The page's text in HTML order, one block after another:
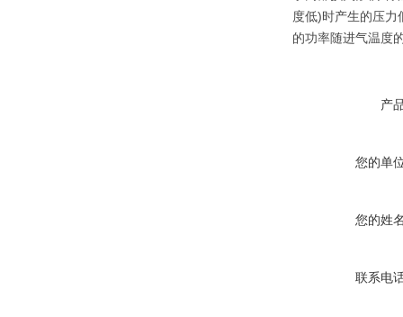
度低)时产生的压
的功率随进气温度
产
您的单
您的姓
联系电